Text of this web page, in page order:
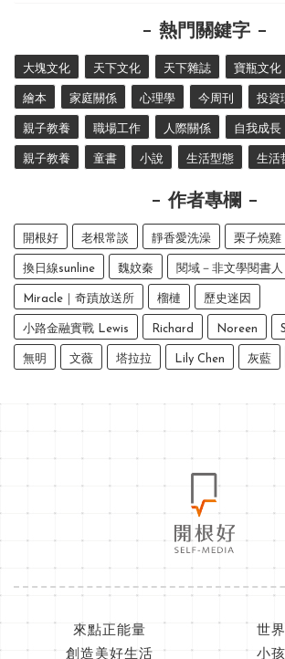
熱門關鍵字
大塊文化 天下文化 天下雜誌 寶瓶文化
繪本 家庭關係 心理學 今周刊 投資
親子教養 職場工作 人際關係 自我成長
親子教養 童書 小說 生活型態 生活
作者專欄
開根好 老根常談 靜香愛洗澡 栗子燒雞
換日線sunline 魏妏秦 閱域－非文學閱書人
Miracle｜奇蹟放送所 榴槤 歷史迷因
小路金融實戰 Lewis Richard Noreen
無明 文薇 塔拉拉 Lily Chen 灰藍
來點正能量
世
創造美好生活
小